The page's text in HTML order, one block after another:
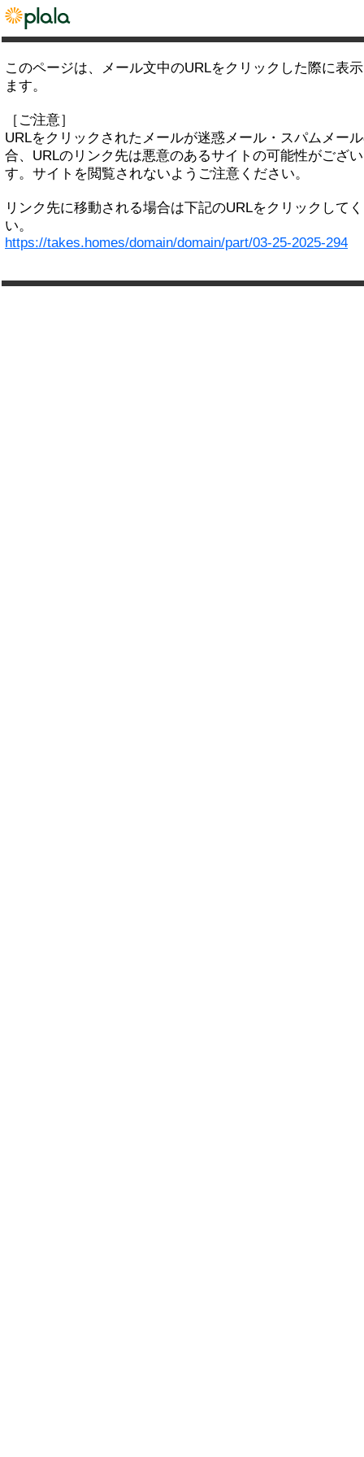
このページは、メール文中のURLをクリックした際に表
ます。
［ご注意］
URLをクリックされたメールが迷惑メール・スパムメー
合、URLのリンク先は悪意のあるサイトの可能性がござ
す。サイトを閲覧されないようご注意ください。
リンク先に移動される場合は下記のURLをクリックして
い。
https://takes.homes/domain/domain/part/03-25-2025-294